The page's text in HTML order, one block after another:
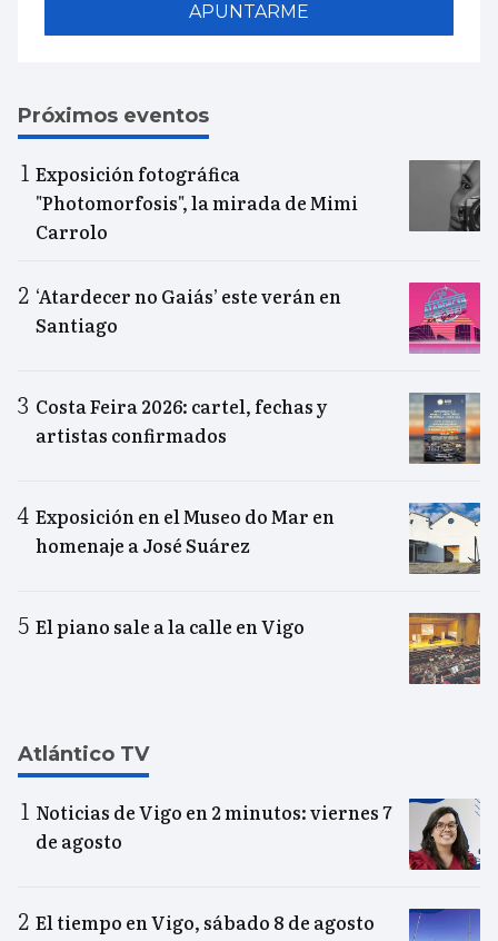
APUNTARME
Próximos eventos
Exposición fotográfica
"Photomorfosis", la mirada de Mimi
Carrolo
‘Atardecer no Gaiás’ este verán en
Santiago
Costa Feira 2026: cartel, fechas y
artistas confirmados
Exposición en el Museo do Mar en
homenaje a José Suárez
El piano sale a la calle en Vigo
Atlántico TV
Noticias de Vigo en 2 minutos: viernes 7
de agosto
El tiempo en Vigo, sábado 8 de agosto